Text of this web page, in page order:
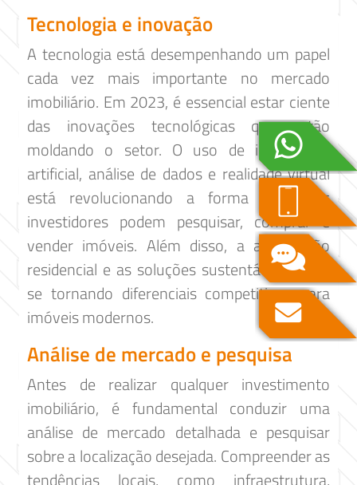
Tecnologia e inovação
A tecnologia está desempenhando um papel
cada vez mais importante no mercado
imobiliário. Em 2023, é essencial estar ciente
das inovações tecnológicas que estão
moldando o setor. O uso de inteligência
artificial, análise de dados e realidade virtual
está revolucionando a forma como os
investidores podem pesquisar, comprar e
vender imóveis. Além disso, a automação
residencial e as soluções sustentáveis estão
se tornando diferenciais competitivos para
imóveis modernos.
Análise de mercado e pesquisa
Antes de realizar qualquer investimento
imobiliário, é fundamental conduzir uma
análise de mercado detalhada e pesquisar
sobre a localização desejada. Compreender as
tendências locais, como infraestrutura,